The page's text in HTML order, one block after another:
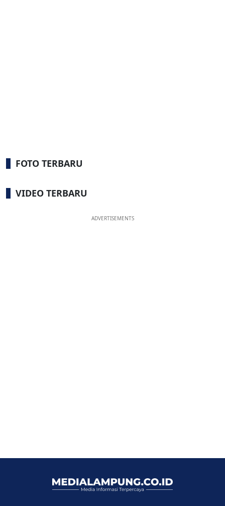
FOTO TERBARU
VIDEO TERBARU
ADVERTISEMENTS